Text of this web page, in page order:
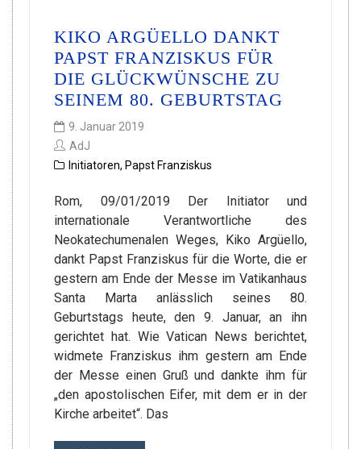
KIKO ARGÜELLO DANKT
PAPST FRANZISKUS FÜR
DIE GLÜCKWÜNSCHE ZU
SEINEM 80. GEBURTSTAG
9. Januar 2019
AdJ
Initiatoren, Papst Franziskus
Rom, 09/01/2019 Der Initiator und
internationale Verantwortliche des
Neokatechumenalen Weges, Kiko Argüello,
dankt Papst Franziskus für die Worte, die er
gestern am Ende der Messe im Vatikanhaus
Santa Marta anlässlich seines 80.
Geburtstags heute, den 9. Januar, an ihn
gerichtet hat. Wie Vatican News berichtet,
widmete Franziskus ihm gestern am Ende
der Messe einen Gruß und dankte ihm für
„den apostolischen Eifer, mit dem er in der
Kirche arbeitet“. Das